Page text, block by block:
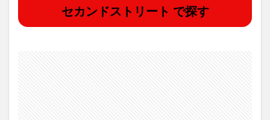
セカンドストリート で探す